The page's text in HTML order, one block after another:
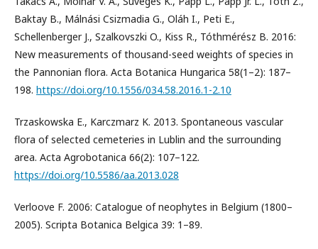
Baktay B., Málnási Csizmadia G., Oláh I., Peti E.,
Schellenberger J., Szalkovszki O., Kiss R., Tóthmérész B. 2016:
New measurements of thousand-seed weights of species in
the Pannonian flora. Acta Botanica Hungarica 58(1–2): 187–
198. https://doi.org/10.1556/034.58.2016.1-2.10
Trzaskowska E., Karczmarz K. 2013. Spontaneous vascular
flora of selected cemeteries in Lublin and the surrounding
area. Acta Agrobotanica 66(2): 107–122.
https://doi.org/10.5586/aa.2013.028
Verloove F. 2006: Catalogue of neophytes in Belgium (1800–
2005). Scripta Botanica Belgica 39: 1–89.